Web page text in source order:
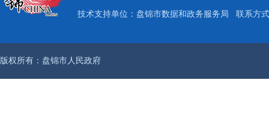
技术支持单位：盘锦市数据和政务服务局 联系方
版权所有：盘锦市人民政府